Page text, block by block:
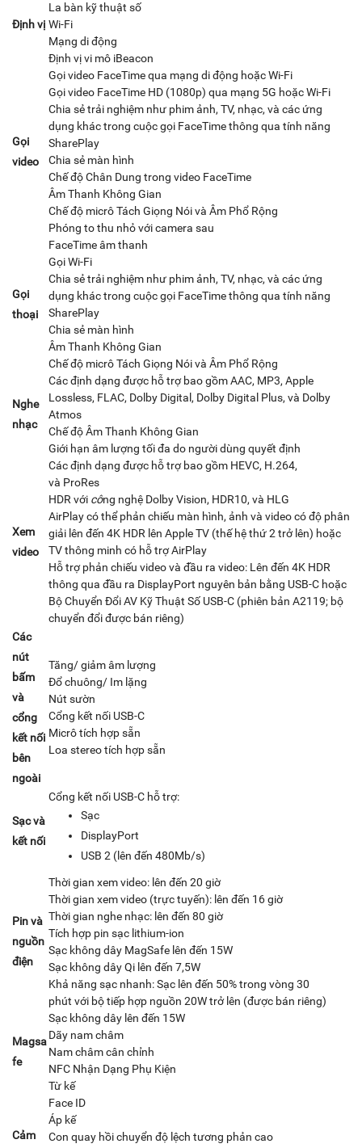
Định vị
La bàn kỹ thuật số
Wi‑Fi
Mạng di động
Định vị vi mô iBeacon
Gọi
video
Gọi video FaceTime qua mạng di động hoặc Wi‑Fi
Gọi video FaceTime HD (1080p) qua mạng 5G hoặc Wi-Fi
Chia sẻ trải nghiệm như phim ảnh, TV, nhạc, và các ứng
dụng khác trong cuộc gọi FaceTime thông qua tính năng
SharePlay
Chia sẻ màn hình
Chế độ Chân Dung trong video FaceTime
Âm Thanh Không Gian
Chế độ micrô Tách Giọng Nói và Âm Phổ Rộng
Phóng to thu nhỏ với camera sau
Gọi
thoại
FaceTime âm thanh
Gọi Wi‑Fi
Chia sẻ trải nghiệm như phim ảnh, TV, nhạc, và các ứng
dụng khác trong cuộc gọi FaceTime thông qua tính năng
SharePlay
Chia sẻ màn hình
Âm Thanh Không Gian
Chế độ micrô Tách Giọng Nói và Âm Phổ Rộng
Nghe
nhạc
Các định dạng được hỗ trợ bao gồm AAC, MP3, Apple
Lossless, FLAC, Dolby Digital, Dolby Digital Plus, và Dolby
Atmos
Chế độ Âm Thanh Không Gian
Giới hạn âm lượng tối đa do người dùng quyết định
Xem
video
Các định dạng được hỗ trợ bao gồm HEVC, H.264,
và ProRes
HDR với công nghệ Dolby Vision, HDR10, và HLG
AirPlay có thể phản chiếu màn hình, ảnh và video có độ phân
giải lên đến 4K HDR lên Apple TV (thế hệ thứ 2 trở lên) hoặc
TV thông minh có hỗ trợ AirPlay
Hỗ trợ phản chiếu video và đầu ra video: Lên đến 4K HDR
thông qua đầu ra DisplayPort nguyên bản bằng USB-C hoặc
Bộ Chuyển Đổi AV Kỹ Thuật Số USB-C (phiên bản A2119; bộ
chuyển đổi được bán riêng)
Các
nút
bấm
và
cổng
kết nối
bên
ngoài
Tăng/ giảm âm lượng
Đổ chuông/ Im lặng
Nút sườn
Cổng kết nối USB-C
Micrô tích hợp sẵn
Loa stereo tích hợp sẵn
Sạc và
kết nối
Cổng kết nối USB-C hỗ trợ:
Sạc
DisplayPort
USB 2 (lên đến 480Mb/s)
Pin và
nguồn
điện
Thời gian xem video: lên đến 20 giờ
Thời gian xem video (trực tuyến): lên đến 16 giờ
Thời gian nghe nhạc: lên đến 80 giờ
Tích hợp pin sạc lithium-ion
Sạc không dây MagSafe lên đến 15W
Sạc không dây Qi lên đến 7,5W
Khả năng sạc nhanh: Sạc lên đến 50% trong vòng 30
phút với bộ tiếp hợp nguồn 20W trở lên (được bán riêng)
Magsa
fe
Sạc không dây lên đến 15W
Dãy nam châm
Nam châm cân chỉnh
NFC Nhận Dạng Phụ Kiện
Từ kế
Cảm
Face ID
Áp kế
Con quay hồi chuyển độ lệch tương phản cao